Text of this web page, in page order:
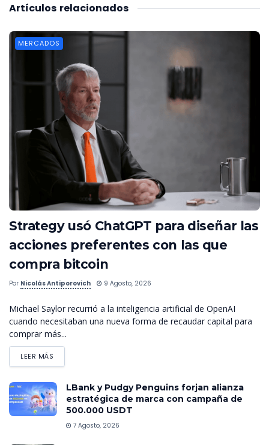
relacionados
Artículos
MERCADOS
Strategy usó ChatGPT para diseñar las
acciones preferentes con las que
compra bitcoin
Por Nicolás Antiporovich 9 Agosto, 2026
Michael Saylor recurrió a la inteligencia artificial de OpenAI
cuando necesitaban una nueva forma de recaudar capital para
comprar más...
LEER MÁS
LBank y Pudgy Penguins forjan alianza
estratégica de marca con campaña de
500.000 USDT
7 Agosto, 2026